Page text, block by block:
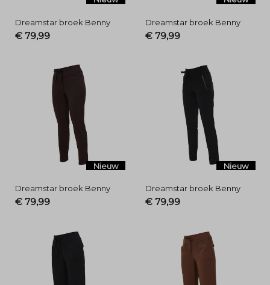
Dreamstar broek Benny
€ 79,99
Dreamstar broek Benny
€ 79,99
Nieuw
Dreamstar broek Benny
€ 79,99
Nieuw
Dreamstar broek Benny
€ 79,99